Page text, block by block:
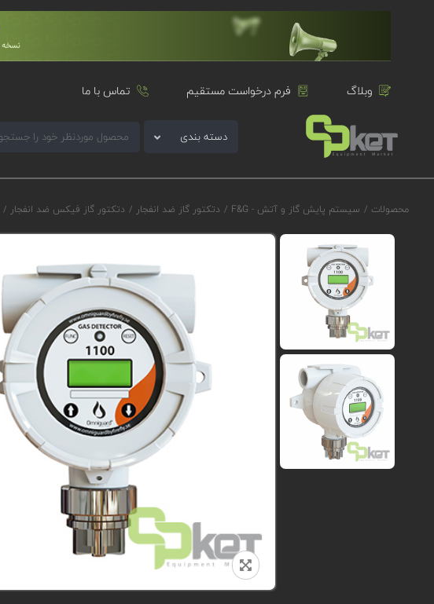
وبلاگ فرم درخواست مستقیم تماس با ما
دسته بندی
محصولات / سیستم پایش گاز و آتش - F&G / دتکتور گاز ضد انفجار / دتکتور گاز فیکس ضد انفجار /